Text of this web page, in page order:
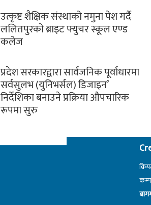
उत्कृष्ट शैक्षिक संस्थाको नमुना पेश गर्दै
ललितपुरको ब्राइट फ्युचर स्कूल एण्ड
कलेज
प्रदेश सरकारद्वारा सार्वजनिक पूर्वाधारमा
सर्वसुलभ (युनिभर्सल) डिजाइन’
निर्देशिका बनाउने प्रक्रिया औपचारिक
रूपमा सुरु